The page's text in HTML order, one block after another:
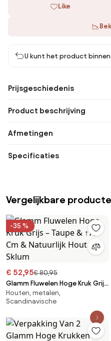
Like
U kunt het product
Prijsgeschiedenis
Product beschrijving
Afmetingen
Specificaties
Vergelijkbare
-35 %
€ 52,95€ 80,95
Glamm Fluwelen Hoge Kruk Grijs
– Taupe & ↑75 Cm & Natuurlijk
Hout - Sklum
Houten, metalen,
Scandinavische